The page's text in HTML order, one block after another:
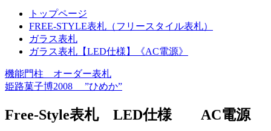
トップページ
FREE-STYLE表札（フリースタイル表札）
ガラス表札
ガラス表札【LED仕様】《AC電源》
投
稿
ナ
機能門柱 オーダー表札
姫路菓子博2008 ”ひめか”
Free-Style表札 LED仕様 AC電源